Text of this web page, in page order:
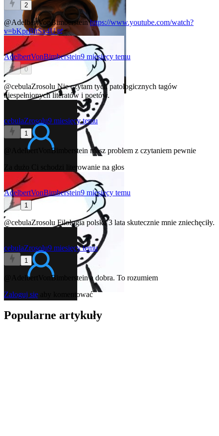
2
@AdelbertVonBimberstein https://www.youtube.com/watch?
v=bKprBltSx4U
AdelbertVonBimberstein9 miesięcy temu
0
@cebulaZrosolu Nie czytam tych patologicznych tagów
niespełnionych literatów i poetów.
cebulaZrosolu9 miesięcy temu
1
@AdelbertVonBimberstein masz problem z czytaniem pewnie
Za dużo Ci schodzi literowanie na głos
AdelbertVonBimberstein9 miesięcy temu
1
@cebulaZrosolu Filologia polska 3 lata skutecznie mnie zniechęciły.
cebulaZrosolu9 miesięcy temu
1
@AdelbertVonBimbersteina dobra. To rozumiem
Zaloguj się aby komentować
Popularne artykuły